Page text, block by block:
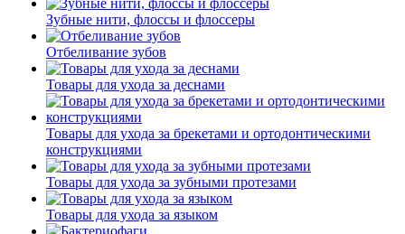
Зубные нити, флоссы и флоссеры
Отбеливание зубов
Товары для ухода за деснами
Товары для ухода за брекетами и ортодонтическими
конструкциями
Товары для ухода за зубными протезами
Товары для ухода за языком